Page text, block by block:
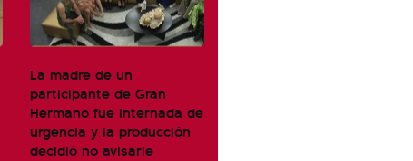
La madre de un
participante de Gran
Hermano fue internada de
urgencia y la producción
decidió no avisarle